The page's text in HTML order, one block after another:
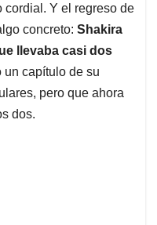
cordial. Y el regreso de
concreto: Shakira
llevaba casi dos
un capítulo de su
pero que ahora
dos.